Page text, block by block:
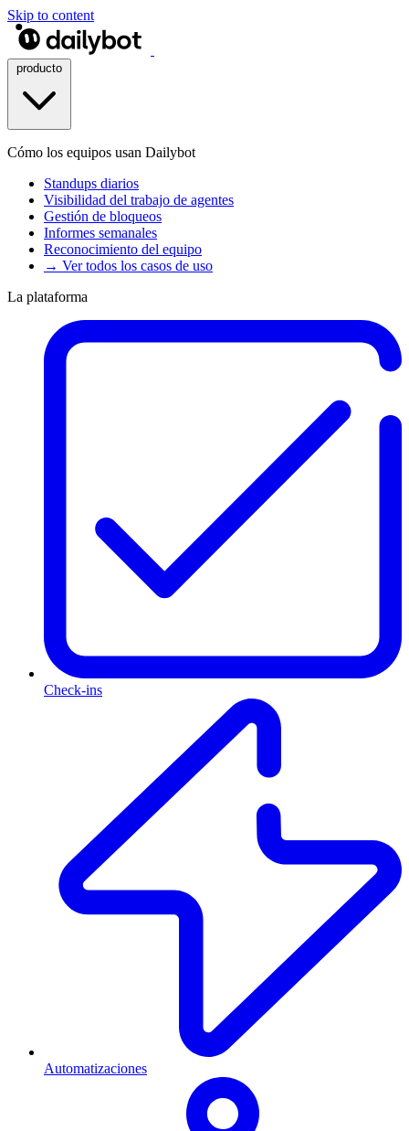
Skip to content
Cómo los equipos usan Dailybot
Standups diarios
Visibilidad del trabajo de agentes
Gestión de bloqueos
Informes semanales
Reconocimiento del equipo
→ Ver todos los casos de uso
La plataforma
Check-ins
Automatizaciones